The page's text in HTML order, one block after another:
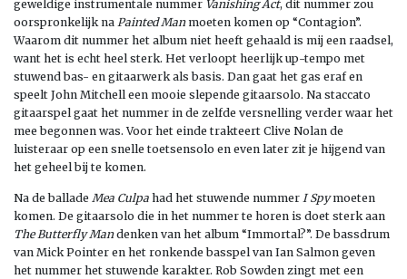
geweldige instrumentale nummer Vanishing Act, dit nummer zou
oorspronkelijk na Painted Manmoeten komen op “Contagion”.
Waarom dit nummer het album niet heeft gehaald is mij een raadsel,
want het is echt heel sterk. Het verloopt heerlijk up-tempo met
stuwend bas- en gitaarwerk als basis. Dan gaat het gas eraf en
speelt John Mitchell een mooie slepende gitaarsolo. Na staccato
gitaarspel gaat het nummer in de zelfde versnelling verder waar het
mee begonnen was. Voor het einde trakteert Clive Nolan de
luisteraar op een snelle toetsensolo en even later zit je hijgend van
het geheel bij te komen.
Na de ballade Mea Culpa had het stuwende nummer I Spymoeten
komen. De gitaarsolo die in het nummer te horen is doet sterk aan
The Butterfly Mandenken van het album “Immortal?”. De bassdrum
van Mick Pointer en het ronkende basspel van Ian Salmon geven
het nummer het stuwende karakter. Rob Sowden zingt met een